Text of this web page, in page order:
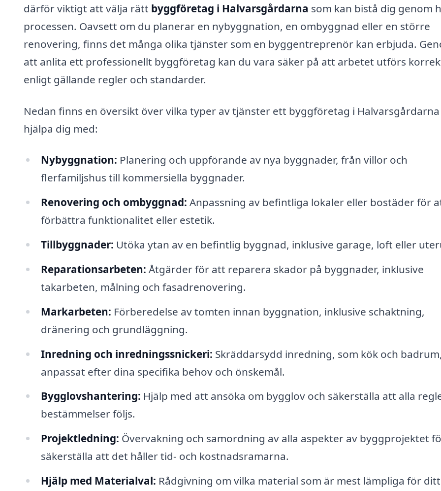
därför viktigt att välja rätt byggföretag i Halvarsgårdarna som kan bistå dig genom
processen. Oavsett om du planerar en nybyggnation, en ombyggnad eller en större
renovering, finns det många olika tjänster som en byggentreprenör kan erbjuda.
att anlita ett professionellt byggföretag kan du vara säker på att arbetet utförs
enligt gällande regler och standarder.
Nedan finns en översikt över vilka typer av tjänster ett byggföretag i
hjälpa dig med:
Nybyggnation: Planering och uppförande av nya byggnader, från villor och
flerfamiljshus till kommersiella byggnader.
Renovering och ombyggnad: Anpassning av befintliga lokaler eller bostäder för
förbättra funktionalitet eller estetik.
Tillbyggnader: Utöka ytan av en befintlig byggnad, inklusive garage, loft eller
Reparationsarbeten: Åtgärder för att reparera skador på byggnader, inklusive
takarbeten, målning och fasadrenovering.
Markarbeten: Förberedelse av tomten innan byggnation, inklusive schaktning,
dränering och grundläggning.
Inredning och inredningssnickeri: Skräddarsydd inredning, som kök och badrum,
anpassat efter dina specifika behov och önskemål.
Bygglovshantering: Hjälp med att ansöka om bygglov och säkerställa att alla
bestämmelser följs.
Projektledning: Övervakning och samordning av alla aspekter av byggprojektet
säkerställa att det håller tid- och kostnadsramarna.
Hjälp med Materialval: Rådgivning om vilka material som är mest lämpliga för ditt